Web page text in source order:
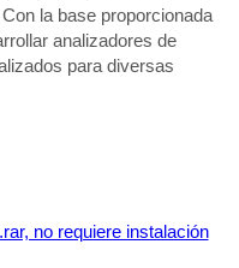
la base proporcionada
analizadores de
para diversas
no requiere instalación